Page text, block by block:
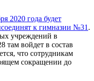
2020 года будет
к гимназии №31 .
учреждений в
войдет в состав
что сотрудникам
сокращении до